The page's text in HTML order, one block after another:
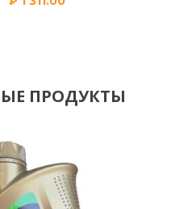
ПРОДУКТЫ